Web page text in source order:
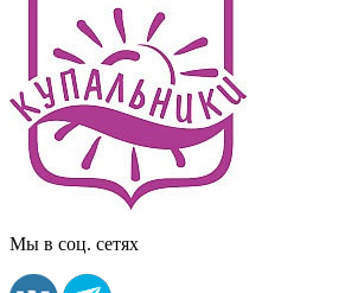
Мы в соц. сетях